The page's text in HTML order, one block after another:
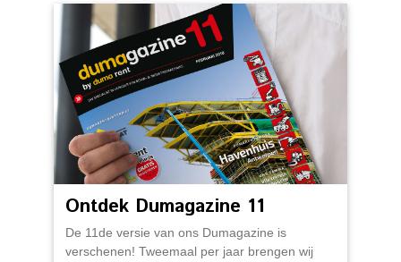
Ontdek Dumagazine 11
De 11de versie van ons Dumagazine is
verschenen! Tweemaal per jaar brengen wij